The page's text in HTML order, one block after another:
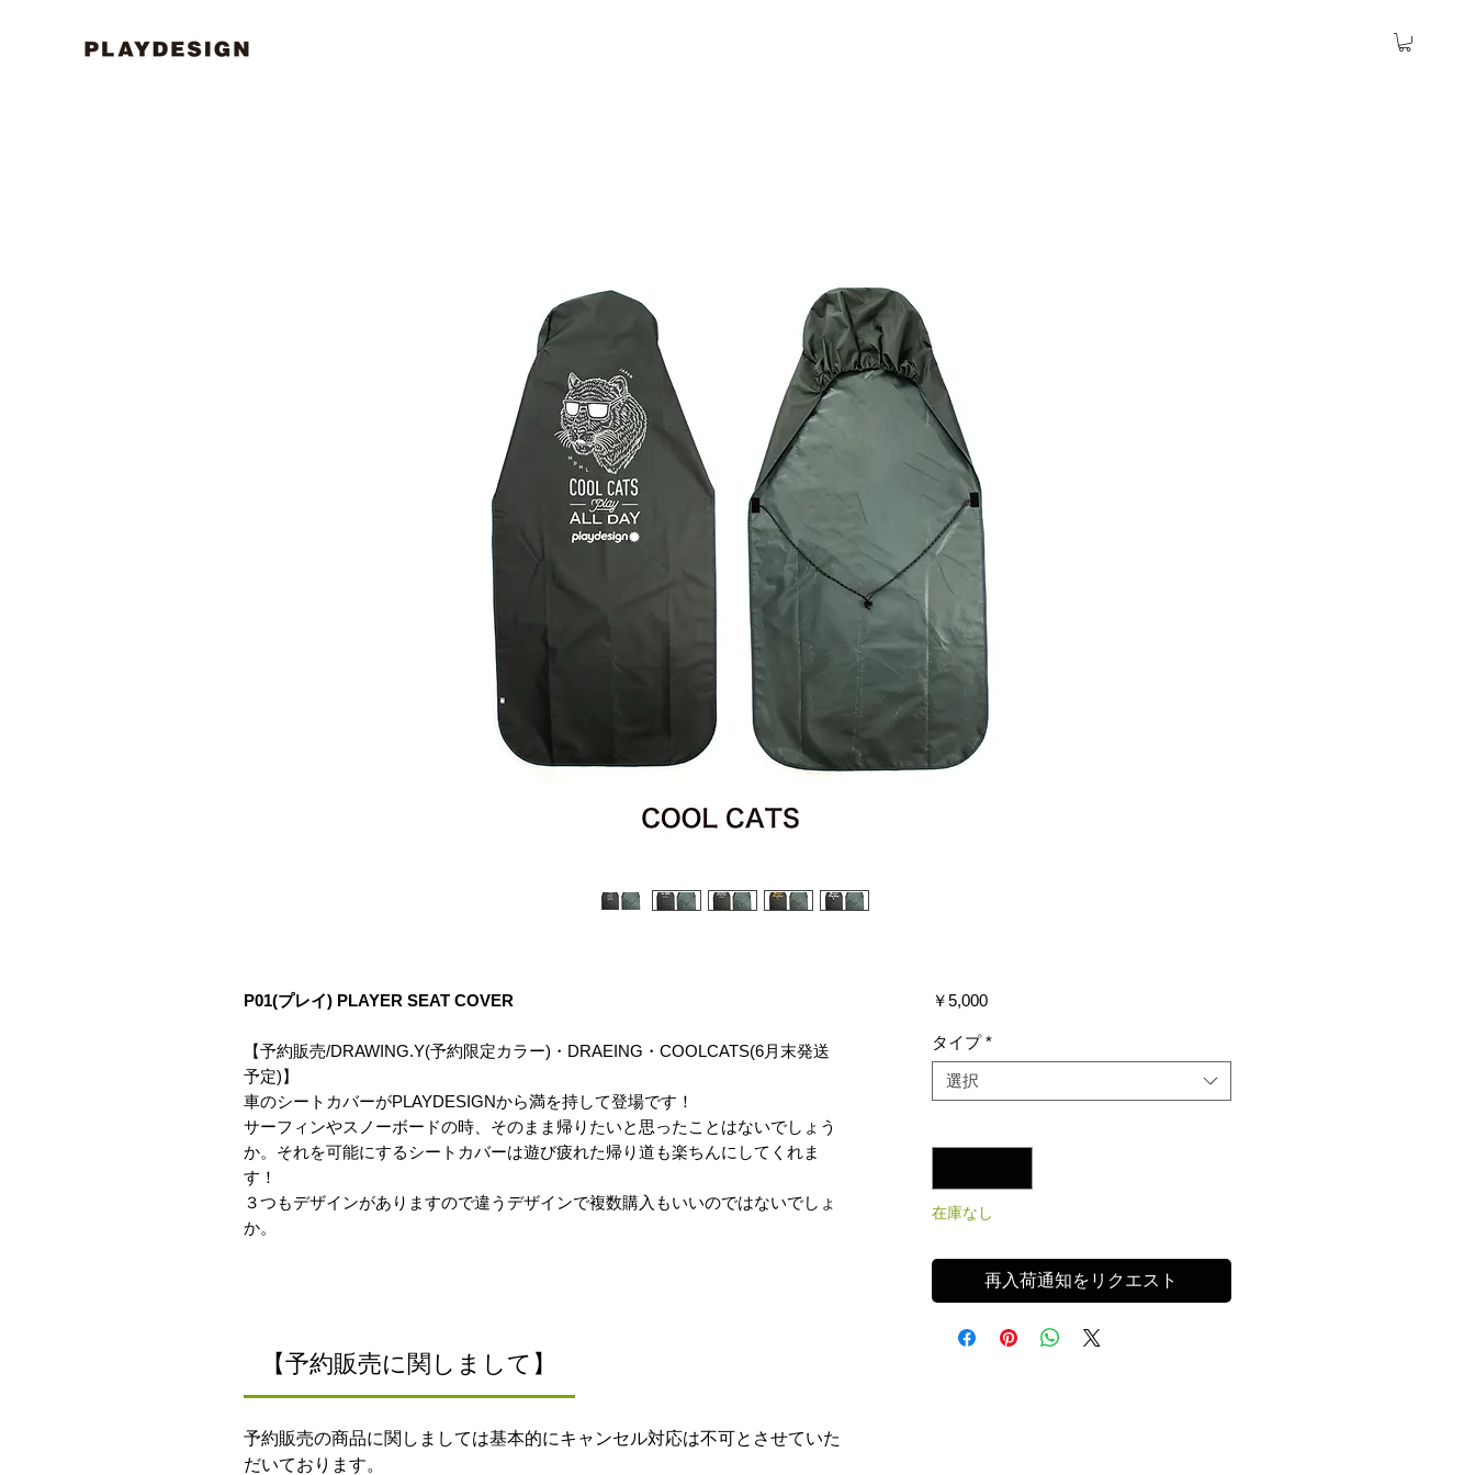
P01(プレイ) PLAYER SEAT COVER
【予約販売/DRAWING.Y(予約限定カラー)・DRAEING・COOLCATS(6月末発送
予定)】
車のシートカバーがPLAYDESIGNから満を持して登場です！
サーフィンやスノーボードの時、そのまま帰りたいと思ったことはないでしょう
か。それを可能にするシートカバーは遊び疲れた帰り道も楽ちんにしてくれま
す！
３つもデザインがありますので違うデザインで複数購入もいいのではないでしょ
か。
【予約販売に関しまして】
予約販売の商品に関しましては基本的にキャンセル対応は不可とさせていた
だいております。
￥5,000価
タイプ *
選択
在庫なし
再入荷通知をリクエスト